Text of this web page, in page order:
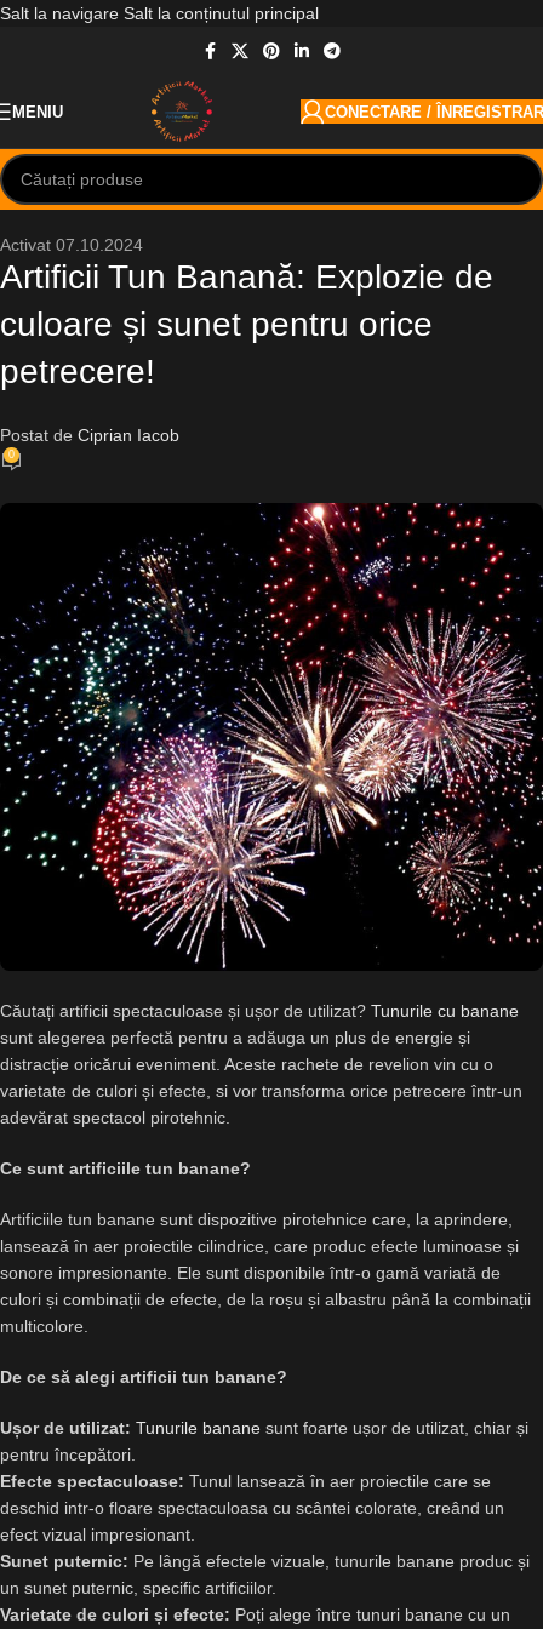
Salt la navigare Salt la conținutul principal
MENIU CONECTARE /
Activat 07.10.2024
Artificii Tun Banană: Explozie de
culoare și sunet pentru orice
petrecere!
Postat de Ciprian Iacob
0
Căutați artificii spectaculoase și ușor de utilizat? Tunurile cu banane
sunt alegerea perfectă pentru a adăuga un plus de energie și
distracție oricărui eveniment. Aceste rachete de revelion vin cu o
varietate de culori și efecte, si vor transforma orice petrecere într-un
adevărat spectacol pirotehnic.
Ce sunt artificiile tun banane?
Artificiile tun banane sunt dispozitive pirotehnice care, la aprindere,
lansează în aer proiectile cilindrice, care produc efecte luminoase și
sonore impresionante. Ele sunt disponibile într-o gamă variată de
culori și combinații de efecte, de la roșu și albastru până la combinații
multicolore.
De ce să alegi artificii tun banane?
Ușor de utilizat: Tunurile banane sunt foarte ușor de utilizat, chiar și
pentru începători.
Efecte spectaculoase: Tunul lansează în aer proiectile care se
deschid intr-o floare spectaculoasa cu scântei colorate, creând un
efect vizual impresionant.
Sunet puternic: Pe lângă efectele vizuale, tunurile banane produc și
un sunet puternic, specific artificiilor.
Varietate de culori și efecte: Poți alege între tunuri banane cu un